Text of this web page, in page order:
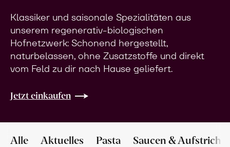
Klassiker und saisonale Spezialitäten aus
unserem regenerativ-biologischen
Hofnetzwerk: Schonend hergestellt,
naturbelassen, ohne Zusatzstoffe und direkt
vom Feld zu dir nach Hause geliefert.
Jetzt einkaufen
Alle Aktuelles Pasta Saucen & Aufstriche